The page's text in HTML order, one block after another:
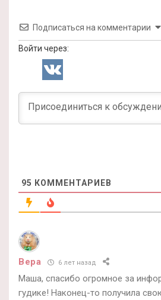
Подписаться на комментарии
Войти через:
95 КОММЕНТАРИЕВ
Вера 6 лет назад
Маша, спасибо огромное за
гудике! Наконец-то получила